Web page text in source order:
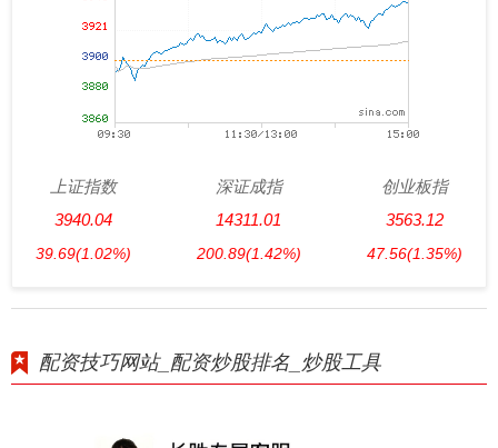
上证指数
3940.04
39.69(1.02%)
深证成指
14311.01
200.89(1.42%)
创业板指
3563.12
47.56(1.35%)
配资技巧网站_配资炒股排名_炒股工具